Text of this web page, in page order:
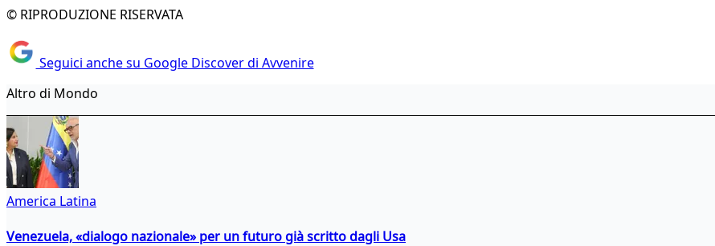
© RIPRODUZIONE RISERVATA
Seguici anche su Google Discover di Avvenire
Altro di Mondo
America Latina
Venezuela, «dialogo nazionale» per un futuro già scritto dagli Usa